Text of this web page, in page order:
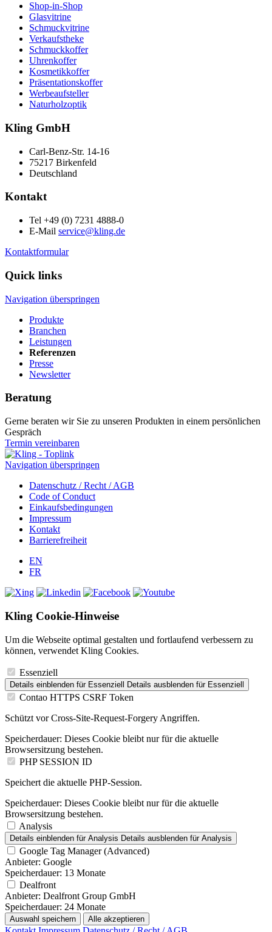
Shop-in-Shop
Glasvitrine
Schmuckvitrine
Verkaufstheke
Schmuckkoffer
Uhrenkoffer
Kosmetikkoffer
Präsentationskoffer
Werbeaufsteller
Naturholzoptik
Kling GmbH
Carl-Benz-Str. 14-16
75217 Birkenfeld
Deutschland
Kontakt
Tel +49 (0) 7231 4888-0
E-Mail service@kling.de
Kontaktformular
Quick links
Navigation überspringen
Produkte
Branchen
Leistungen
Referenzen
Presse
Newsletter
Beratung
Gerne beraten wir Sie zu unseren Produkten in einem persönlichen
Gespräch
Termin vereinbaren
Navigation überspringen
Datenschutz / Recht / AGB
Code of Conduct
Einkaufsbedingungen
Impressum
Kontakt
Barrierefreiheit
EN
FR
Kling Cookie-Hinweise
Um die Webseite optimal gestalten und fortlaufend verbessern zu
können, verwendet Kling Cookies.
Essenziell
Details einblenden für Essenziell Details ausblenden für Essenziell
Contao HTTPS CSRF Token
Schützt vor Cross-Site-Request-Forgery Angriffen.
Speicherdauer: Dieses Cookie bleibt nur für die aktuelle
Browsersitzung bestehen.
PHP SESSION ID
Speichert die aktuelle PHP-Session.
Speicherdauer: Dieses Cookie bleibt nur für die aktuelle
Browsersitzung bestehen.
Analysis
Details einblenden für Analysis Details ausblenden für Analysis
Google Tag Manager (Advanced)
Anbieter: Google
Speicherdauer: 13 Monate
Dealfront
Anbieter: Dealfront Group GmbH
Speicherdauer: 24 Monate
Auswahl speichern Alle akzeptieren